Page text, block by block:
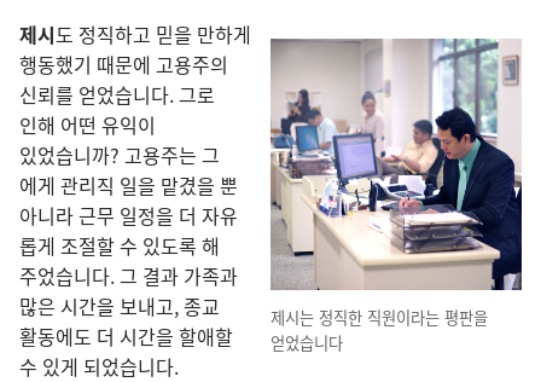
제시는 정직한 직원이라는 평판을
얻었습니다
제시도 정직하고 믿을 만하게
행동했기 때문에 고용주의
신뢰를 얻었습니다. 그로
인해 어떤 유익이
있었습니까? 고용주는 그
에게 관리직 일을 맡겼을 뿐
아니라 근무 일정을 더 자유
롭게 조절할 수 있도록 해
주었습니다. 그 결과 가족과
많은 시간을 보내고, 종교
활동에도 더 시간을 할애할
수 있게 되었습니다.